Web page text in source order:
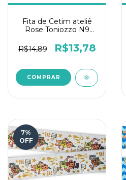
Fita de Cetim ateliê
Rose Toniozzo N9
R$14,89
R$13,78
7%
OFF